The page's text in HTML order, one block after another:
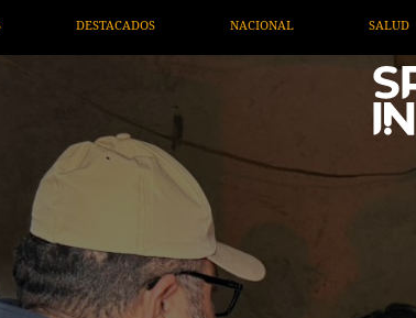
SALUD INTERNACIONAL TV